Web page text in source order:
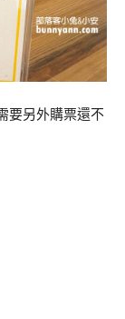
要另外購票還不